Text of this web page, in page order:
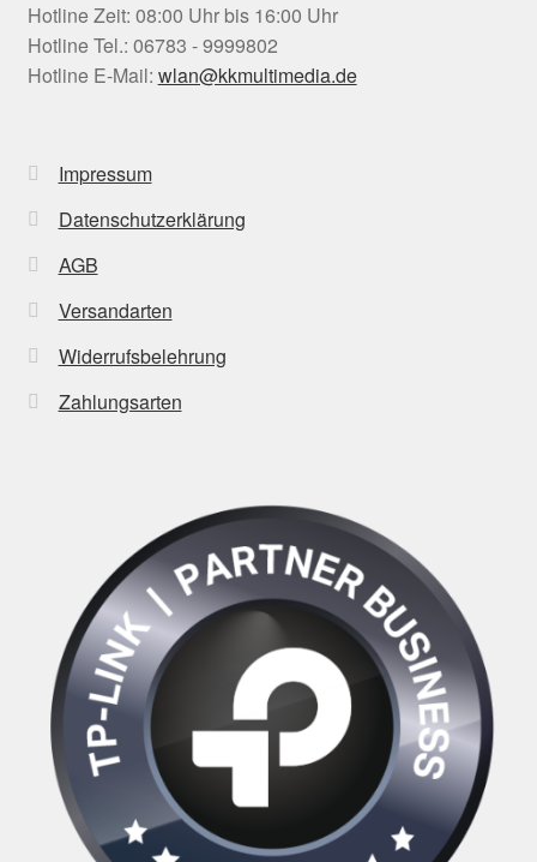
Hotline Zeit: 08:00 Uhr bis 16:00 Uhr
Hotline Tel.: 06783 - 9999802
Hotline E-Mail: wlan@kkmultimedia.de
Impressum
Datenschutzerklärung
AGB
Versandarten
Widerrufsbelehrung
Zahlungsarten